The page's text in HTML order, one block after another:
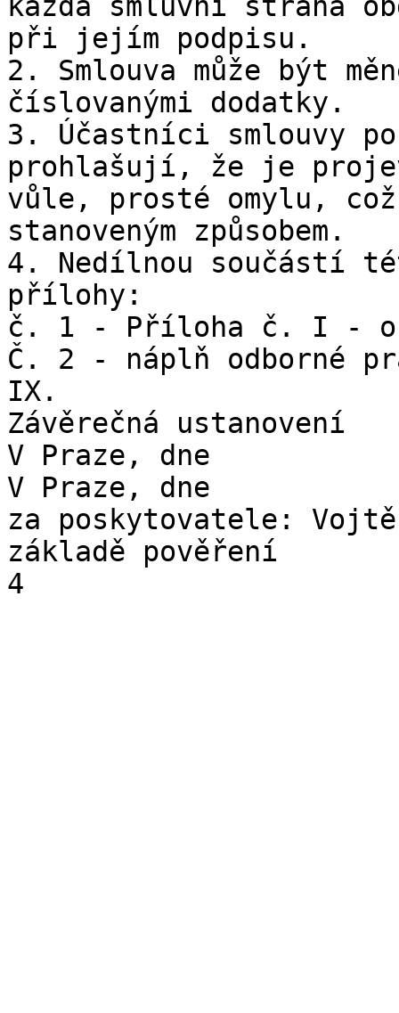
při jejím podpisu.
2. Smlouva může být
číslovanými dodatky.
3. Účastníci smlouvy
prohlašují, že je
vůle, prosté omylu,
stanoveným způsobem.
4. Nedílnou součástí
přílohy:
č. 1 - Příloha č. I -
Č. 2 - náplň odborné
IX.
Závěrečná ustanovení
V Praze, dne
V Praze, dne
za poskytovatele:
základě pověření
4